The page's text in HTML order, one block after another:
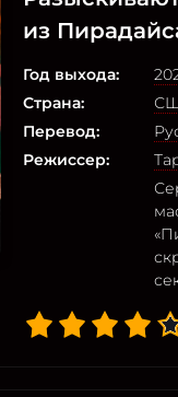
из
Год выхода:
Страна:
Перевод:
Режиссер: